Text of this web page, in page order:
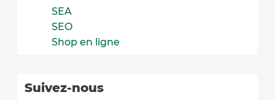
SEA
SEO
Shop en ligne
Suivez-nous